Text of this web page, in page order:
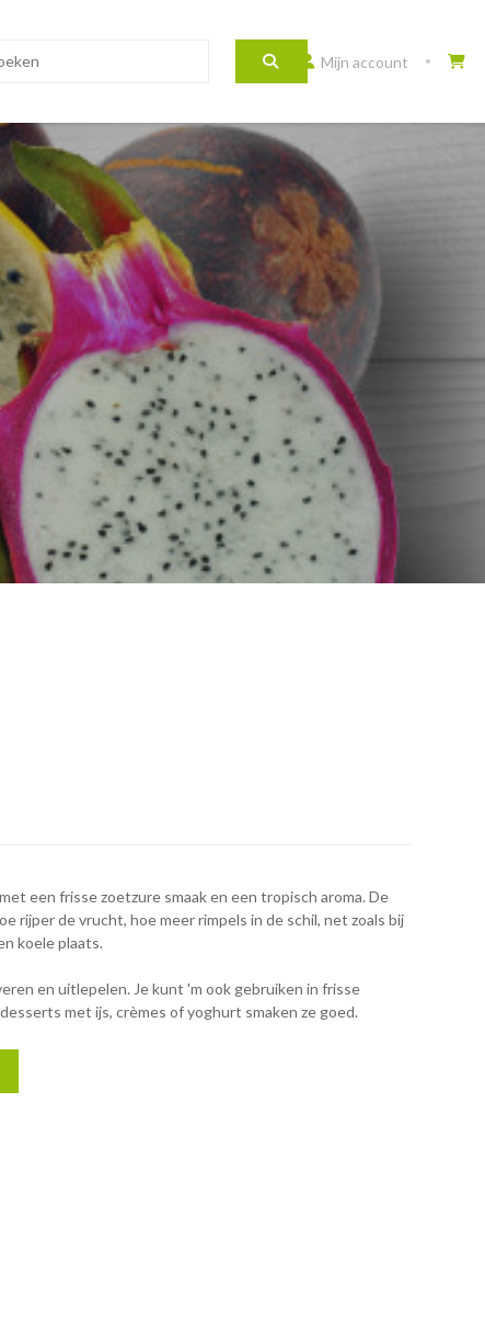
Mijn account
een frisse zoetzure smaak en een tropisch aroma. De
rijper de vrucht, hoe meer rimpels in de schil, net zoals bij
koele plaats.
en uitlepelen. Je kunt 'm ook gebruiken in frisse
met ijs, crèmes of yoghurt smaken ze goed.